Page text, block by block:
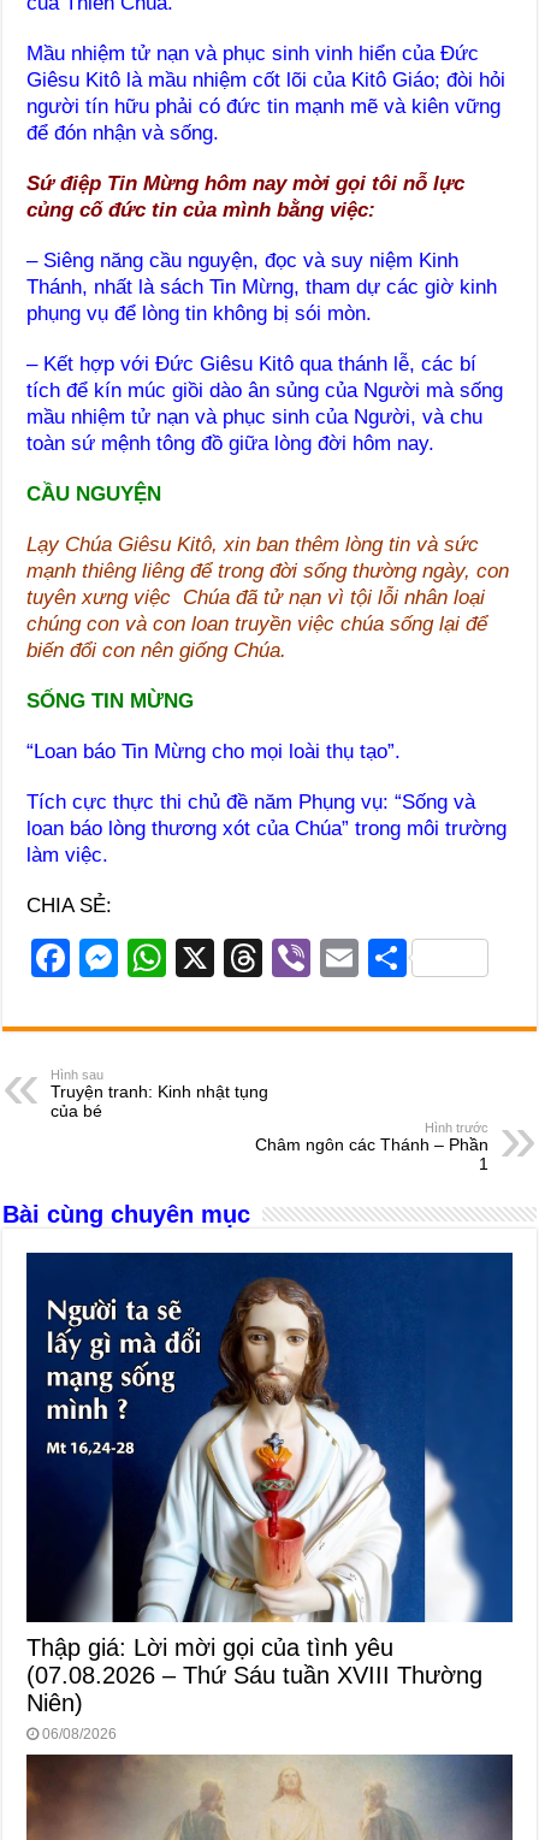
Mầu nhiệm tử nạn và phục sinh vinh hiển của Đức
Giêsu Kitô là mầu nhiệm cốt lõi của Kitô Giáo; đòi hỏi
người tín hữu phải có đức tin mạnh mẽ và kiên vững
để đón nhận và sống.
Sứ điệp Tin Mừng hôm nay mời gọi tôi nỗ lực
củng cố đức tin của mình bằng việc:
– Siêng năng cầu nguyện, đọc và suy niệm Kinh
Thánh, nhất là sách Tin Mừng, tham dự các giờ kinh
phụng vụ để lòng tin không bị sói mòn.
– Kết hợp với Đức Giêsu Kitô qua thánh lễ, các bí
tích để kín múc giồi dào ân sủng của Người mà sống
mầu nhiệm tử nạn và phục sinh của Người, và chu
toàn sứ mệnh tông đồ giữa lòng đời hôm nay.
CẦU NGUYỆN
Lạy Chúa Giêsu Kitô, xin ban thêm lòng tin và sức
mạnh thiêng liêng để trong đời sống thường ngày, con
tuyên xưng việc Chúa đã tử nạn vì tội lỗi nhân loại
chúng con và con loan truyền việc chúa sống lại để
biến đổi con nên giống Chúa.
SỐNG TIN MỪNG
“Loan báo Tin Mừng cho mọi loài thụ tạo”.
Tích cực thực thi chủ đề năm Phụng vụ: “Sống và
loan báo lòng thương xót của Chúa” trong môi trường
làm việc.
CHIA SẺ:
F
c
e
b
k
M
ss
n
W
at
A
X
T
e
d
s
Vi
er
E
ail
S
ar
Hình sau
Truyện tranh: Kinh nhật tụng
của bé
Hình trước
Châm ngôn các Thánh – Phần
1
Bài cùng chuyên mục
Thập giá: Lời mời gọi của tình yêu
(07.08.2026 – Thứ Sáu tuần XVIII Thường
Niên)
06/08/2026